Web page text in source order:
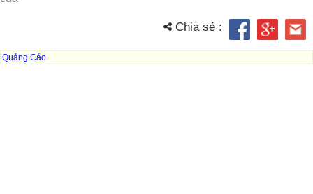
Chia sẻ :
Quảng Cáo